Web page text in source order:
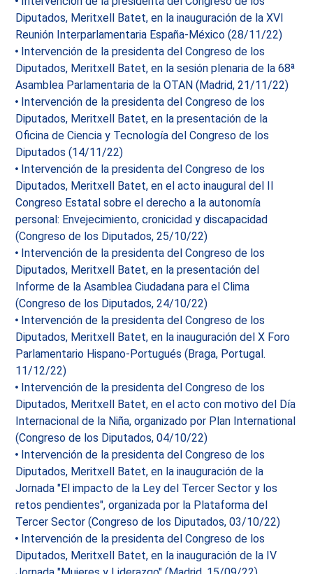
Diputados, Meritxell Batet, en la inauguración de la XVI
Reunión Interparlamentaria España-México (28/11/22)
Intervención de la presidenta del Congreso de los
Diputados, Meritxell Batet, en la sesión plenaria de la 68ª
Asamblea Parlamentaria de la OTAN (Madrid, 21/11/22)
Intervención de la presidenta del Congreso de los
Diputados, Meritxell Batet, en la presentación de la
Oficina de Ciencia y Tecnología del Congreso de los
Diputados (14/11/22)
Intervención de la presidenta del Congreso de los
Diputados, Meritxell Batet, en el acto inaugural del II
Congreso Estatal sobre el derecho a la autonomía
personal: Envejecimiento, cronicidad y discapacidad
(Congreso de los Diputados, 25/10/22)
Intervención de la presidenta del Congreso de los
Diputados, Meritxell Batet, en la presentación del
Informe de la Asamblea Ciudadana para el Clima
(Congreso de los Diputados, 24/10/22)
Intervención de la presidenta del Congreso de los
Diputados, Meritxell Batet, en la inauguración del X Foro
Parlamentario Hispano-Portugués (Braga, Portugal.
11/12/22)
Intervención de la presidenta del Congreso de los
Diputados, Meritxell Batet, en el acto con motivo del Día
Internacional de la Niña, organizado por Plan International
(Congreso de los Diputados, 04/10/22)
Intervención de la presidenta del Congreso de los
Diputados, Meritxell Batet, en la inauguración de la
Jornada "El impacto de la Ley del Tercer Sector y los
retos pendientes", organizada por la Plataforma del
Tercer Sector (Congreso de los Diputados, 03/10/22)
Intervención de la presidenta del Congreso de los
Diputados, Meritxell Batet, en la inauguración de la IV